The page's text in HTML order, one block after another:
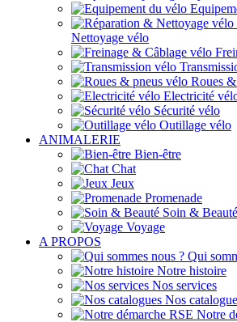
Nettoyage vélo
Roues
Electricité
Sécurité vélo
Outillage vélo
ANIMALERIE
Bien-être
Chat
Jeux
Promenade
Soin & Beauté
Voyage
A PROPOS
Qui
Notre histoire
Nos services
Nos
Notre